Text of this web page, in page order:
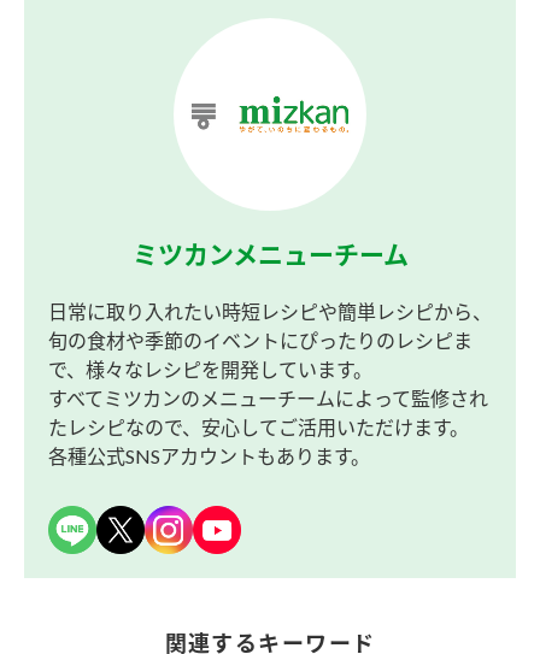
ミツカンメニューチーム
日常に取り入れたい時短レシピや簡単レシピから、
旬の食材や季節のイベントにぴったりのレシピま
で、様々なレシピを開発しています。
すべてミツカンのメニューチームによって監修され
たレシピなので、安心してご活用いただけます。
各種公式SNSアカウントもあります。
関連するキーワード